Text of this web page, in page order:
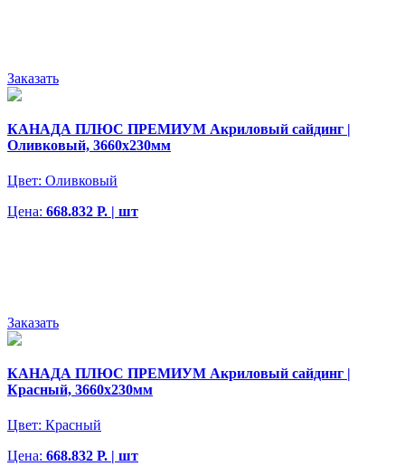
Заказать
КАНАДА ПЛЮС ПРЕМИУМ Акриловый сайдинг |
Оливковый, 3660х230мм
Цвет: Оливковый
Цена: 668.832 Р. | шт
Заказать
КАНАДА ПЛЮС ПРЕМИУМ Акриловый сайдинг |
Красный, 3660х230мм
Цвет: Красный
Цена: 668.832 Р. | шт